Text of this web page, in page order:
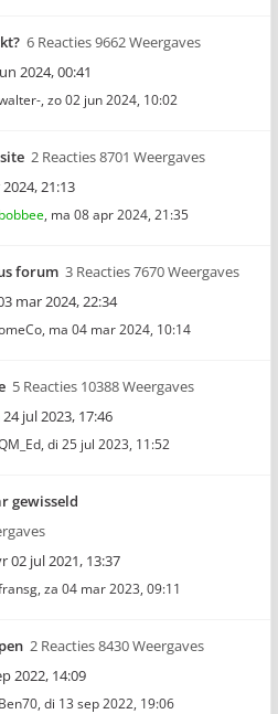
6 Reacties 9662 Weergaves
2024, 00:41
, zo 02 jun 2024, 10:02
2 Reacties 8701 Weergaves
21:13
bobbee, ma 08 apr 2024, 21:35
forum 3 Reacties 7670 Weergaves
mar 2024, 22:34
, ma 04 mar 2024, 10:14
5 Reacties 10388 Weergaves
jul 2023, 17:46
, di 25 jul 2023, 11:52
gewisseld
02 jul 2021, 13:37
, za 04 mar 2023, 09:11
2 Reacties 8430 Weergaves
2022, 14:09
Ben70, di 13 sep 2022, 19:06